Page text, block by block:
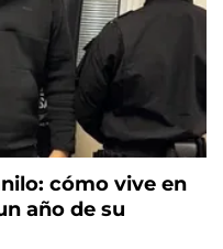
cómo vive en
año de su